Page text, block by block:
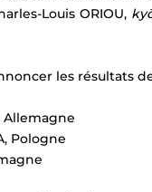
Louis ORIOU,
les résultats
Allemagne
Pologne